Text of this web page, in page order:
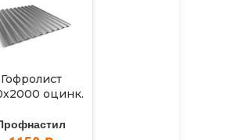
Гофролист
оцинк.